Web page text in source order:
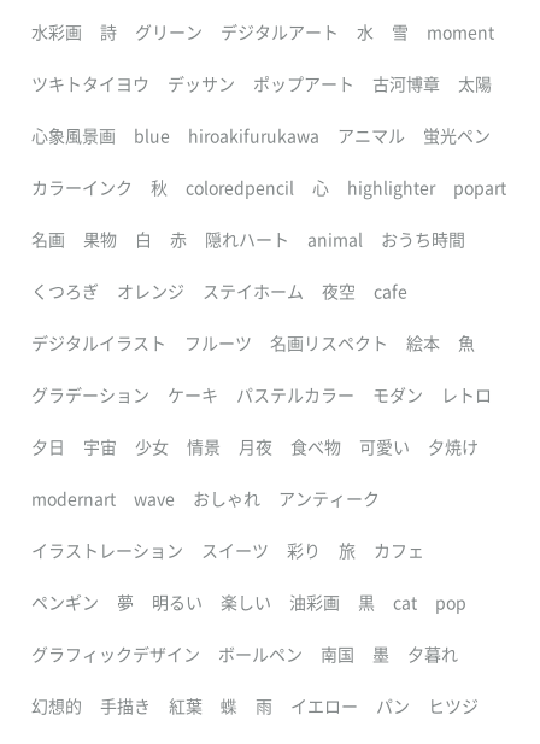
水彩画 詩 グリーン デジタルアート 水 雪 moment
ツキトタイヨウ デッサン ポップアート 古河博章 太陽
心象風景画 blue hiroakifurukawa アニマル 蛍光ペン
カラーインク 秋 coloredpencil 心 highlighter popart
名画 果物 白 赤 隠れハート animal おうち時間
くつろぎ オレンジ ステイホーム 夜空 cafe
デジタルイラスト フルーツ 名画リスペクト 絵本 魚
グラデーション ケーキ パステルカラー モダン レトロ
夕日 宇宙 少女 情景 月夜 食べ物 可愛い 夕焼け
modernart wave おしゃれ アンティーク
イラストレーション スイーツ 彩り 旅 カフェ
ペンギン 夢 明るい 楽しい 油彩画 黒 cat pop
グラフィックデザイン ボールペン 南国 墨 夕暮れ
幻想的 手描き 紅葉 蝶 雨 イエロー パン ヒツジ